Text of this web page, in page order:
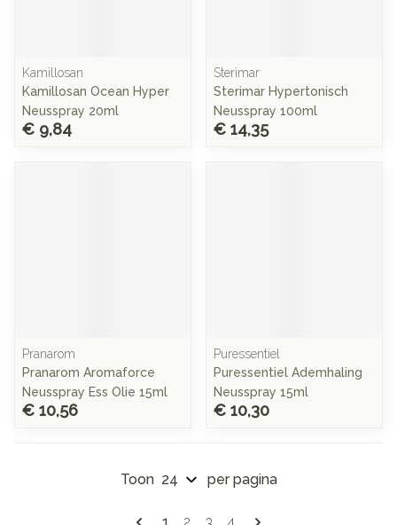
Kamillosan
Kamillosan Ocean Hyper
Neusspray 20ml
€ 9,84
Sterimar
Sterimar Hypertonisch
Neusspray 100ml
€ 14,35
Pranarom
Pranarom Aromaforce
Neusspray Ess Olie 15ml
€ 10,56
Puressentiel
Puressentiel Ademhaling
Neusspray 15ml
€ 10,30
Pagina's
U lees momenteel pagina
PaginaPaginaPagina
Toon per pagina